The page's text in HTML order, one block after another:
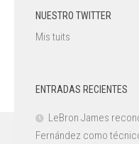
NUESTRO TWITTER
Mis tuits
ENTRADAS RECIENTES
LeBron James
Fernández como